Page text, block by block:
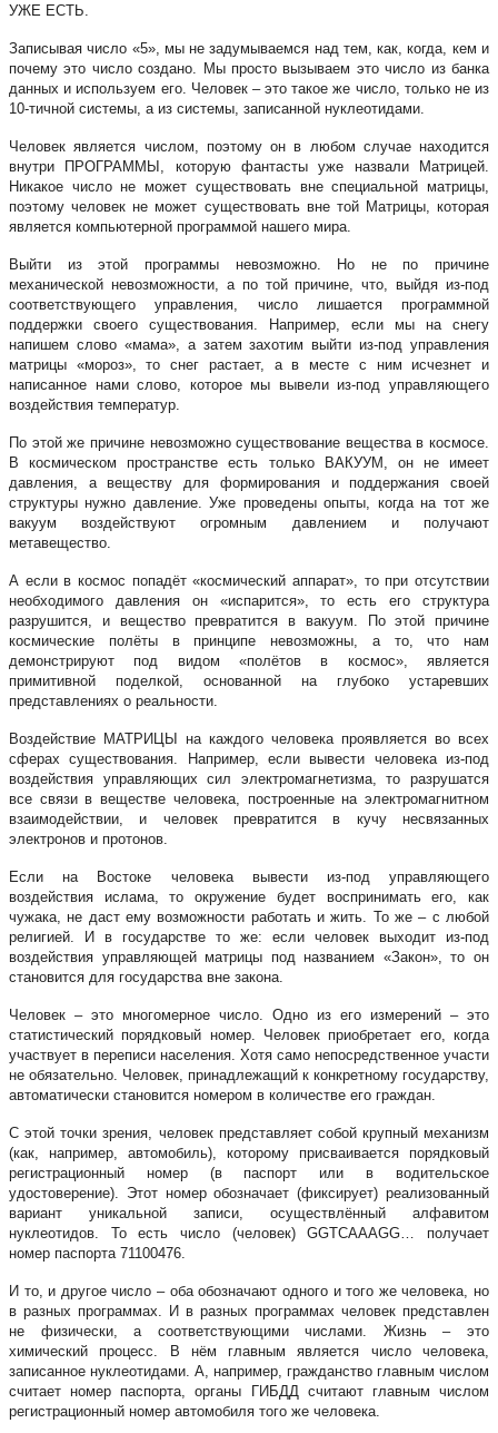
УЖЕ ЕСТЬ.
Записывая число «5», мы не задумываемся над тем, как, когда, кем и
почему это число создано. Мы просто вызываем это число из банка
данных и используем его. Человек – это такое же число, только не из
10-тичной системы, а из системы, записанной нуклеотидами.
Человек является числом, поэтому он в любом случае находится
внутри ПРОГРАММЫ, которую фантасты уже назвали Матрицей.
Никакое число не может существовать вне специальной матрицы,
поэтому человек не может существовать вне той Матрицы, которая
является компьютерной программой нашего мира.
Выйти из этой программы невозможно. Но не по причине
механической невозможности, а по той причине, что, выйдя из-под
соответствующего управления, число лишается программной
поддержки своего существования. Например, если мы на снегу
напишем слово «мама», а затем захотим выйти из-под управления
матрицы «мороз», то снег растает, а в месте с ним исчезнет и
написанное нами слово, которое мы вывели из-под управляющего
воздействия температур.
По этой же причине невозможно существование вещества в космосе.
В космическом пространстве есть только ВАКУУМ, он не имеет
давления, а веществу для формирования и поддержания своей
структуры нужно давление. Уже проведены опыты, когда на тот же
вакуум воздействуют огромным давлением и получают
метавещество.
А если в космос попадёт «космический аппарат», то при отсутствии
необходимого давления он «испарится», то есть его структура
разрушится, и вещество превратится в вакуум. По этой причине
космические полёты в принципе невозможны, а то, что нам
демонстрируют под видом «полётов в космос», является
примитивной поделкой, основанной на глубоко устаревших
представлениях о реальности.
Воздействие МАТРИЦЫ на каждого человека проявляется во всех
сферах существования. Например, если вывести человека из-под
воздействия управляющих сил электромагнетизма, то разрушатся
все связи в веществе человека, построенные на электромагнитном
взаимодействии, и человек превратится в кучу несвязанных
электронов и протонов.
Если на Востоке человека вывести из-под управляющего
воздействия ислама, то окружение будет воспринимать его, как
чужака, не даст ему возможности работать и жить. То же – с любой
религией. И в государстве то же: если человек выходит из-под
воздействия управляющей матрицы под названием «Закон», то он
становится для государства вне закона.
Человек – это многомерное число. Одно из его измерений – это
статистический порядковый номер. Человек приобретает его, когда
участвует в переписи населения. Хотя само непосредственное участи
не обязательно. Человек, принадлежащий к конкретному государству,
автоматически становится номером в количестве его граждан.
С этой точки зрения, человек представляет собой крупный механизм
(как, например, автомобиль), которому присваивается порядковый
регистрационный номер (в паспорт или в водительское
удостоверение). Этот номер обозначает (фиксирует) реализованный
вариант уникальной записи, осуществлённый алфавитом
нуклеотидов. То есть число (человек) GGTCAAAGG… получает
номер паспорта 71100476.
И то, и другое число – оба обозначают одного и того же человека, но
в разных программах. И в разных программах человек представлен
не физически, а соответствующими числами. Жизнь – это
химический процесс. В нём главным является число человека,
записанное нуклеотидами. А, например, гражданство главным числом
считает номер паспорта, органы ГИБДД считают главным числом
регистрационный номер автомобиля того же человека.